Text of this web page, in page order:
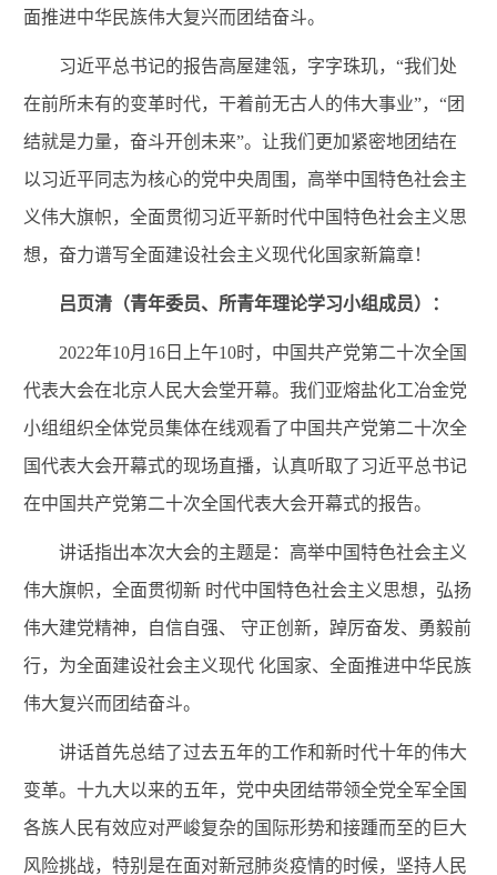
面推进中华民族伟大复兴而团结奋斗。
习近平总书记的报告高屋建瓴，字字珠玑，“我们处
在前所未有的变革时代，干着前无古人的伟大事业”，“团
结就是力量，奋斗开创未来”。让我们更加紧密地团结在
以习近平同志为核心的党中央周围，高举中国特色社会主
义伟大旗帜，全面贯彻习近平新时代中国特色社会主义思
想，奋力谱写全面建设社会主义现代化国家新篇章！
吕页清（青年委员、所青年理论学习小组成员）：
2022年10月16日上午10时，中国共产党第二十次全国
代表大会在北京人民大会堂开幕。我们亚熔盐化工冶金党
小组组织全体党员集体在线观看了中国共产党第二十次全
国代表大会开幕式的现场直播，认真听取了习近平总书记
在中国共产党第二十次全国代表大会开幕式的报告。
讲话指出本次大会的主题是：高举中国特色社会主义
伟大旗帜，全面贯彻新 时代中国特色社会主义思想，弘扬
伟大建党精神，自信自强、 守正创新，踔厉奋发、勇毅前
行，为全面建设社会主义现代 化国家、全面推进中华民族
伟大复兴而团结奋斗。
讲话首先总结了过去五年的工作和新时代十年的伟大
变革。十九大以来的五年，党中央团结带领全党全军全国
各族人民有效应对严峻复杂的国际形势和接踵而至的巨大
风险挑战，特别是在面对新冠肺炎疫情的时候，坚持人民